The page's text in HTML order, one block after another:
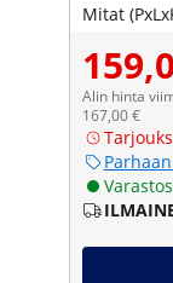
Mitat
Alin hinta
167,00 €